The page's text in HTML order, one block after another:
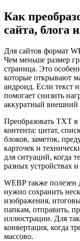
Как
сайта, блога
Для сайтов формат
Чем меньше размер
страница. Это
которые открывают
андроид. Если текст
помогает снизить
аккуратный внешний
Преобразовать TXT
контента: цитат,
блоков, заметок,
карточек и
для ситуаций, когда
разных устройствах
WEBP также полезен
нужно сохранить
изображения,
папкам, отправить,
иллюстрации. Для
конвертация, когда
массово.